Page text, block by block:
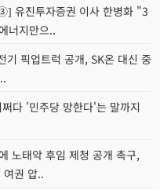
유진투자증권 이사 한병화 "3
너지만으..
픽업트럭 공개, SK온 대신 중
다 '민주당 망한다'는 말까지
노태악 후임 제청 공개 촉구,
권 압..